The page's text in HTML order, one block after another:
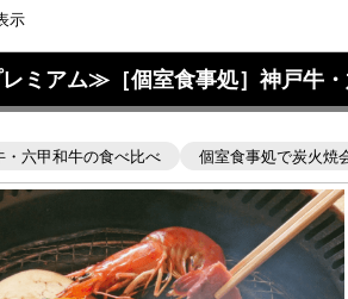
示
ミアム≫［個室食事処］神戸牛
・六甲和牛の食べ比べ 個室食事処で炭火焼